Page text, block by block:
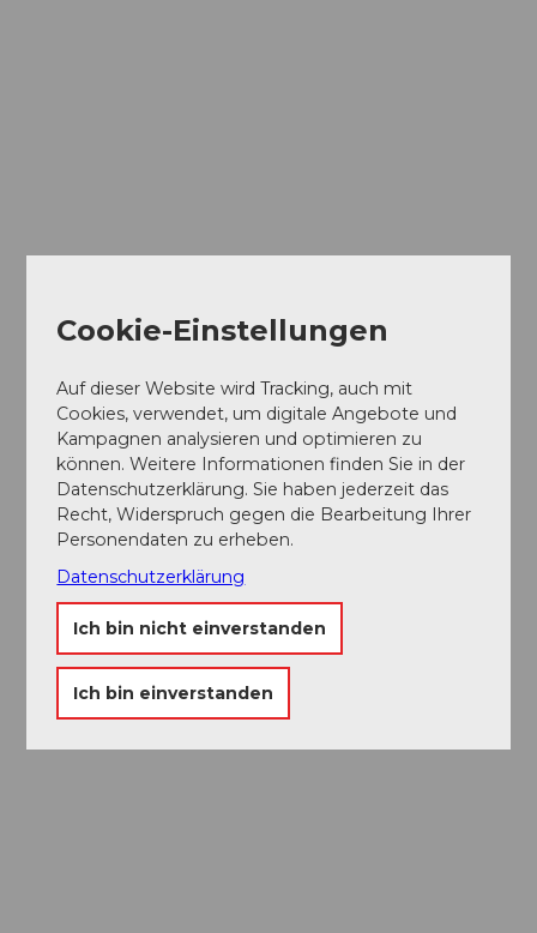
Cookie-Einstellungen
Auf dieser Website wird Tracking, auch mit
Cookies, verwendet, um digitale Angebote und
Kampagnen analysieren und optimieren zu
können. Weitere Informationen finden Sie in der
Datenschutzerklärung. Sie haben jederzeit das
Recht, Widerspruch gegen die Bearbeitung Ihrer
Personendaten zu erheben.
Datenschutzerklärung
Ich bin nicht einverstanden
Ich bin einverstanden